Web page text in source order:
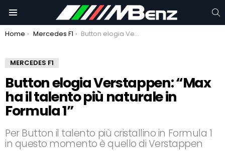
You are here:
Home Mercedes F1 Button elogia Verstappen: “Max ha il talento più naturale in Formula 1”
MERCEDES F1
Button elogia Verstappen: “Max
ha il talento più naturale in
Formula 1”
Per Button il talento più cristallino in Formula 1
in questo momento è quello di Verstappen